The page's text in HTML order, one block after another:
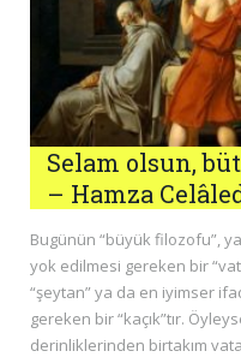
Selam olsun,
– Hamza
Bugünün “büyük filozofu”,
yok edilmesi gereken bir
“şeytan” ya da en iyimser
gereken bir “kaçık”tır.
derinliklerinden birtakım